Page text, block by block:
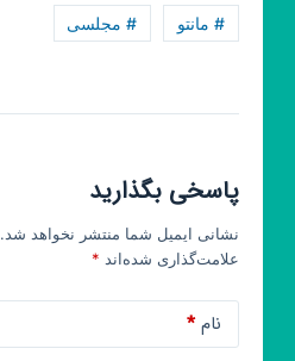
# مانتو # مجلسی
پاسخی بگذارید
نشانی ایمیل شما منتشر نخواهد شد.
علامت‌گذاری شده‌اند *
نام*